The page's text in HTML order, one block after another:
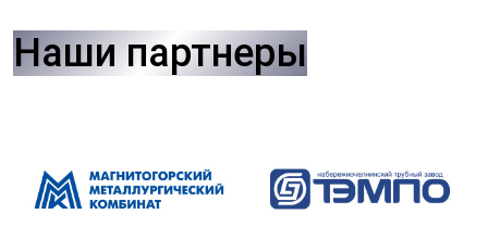
Наши партнеры